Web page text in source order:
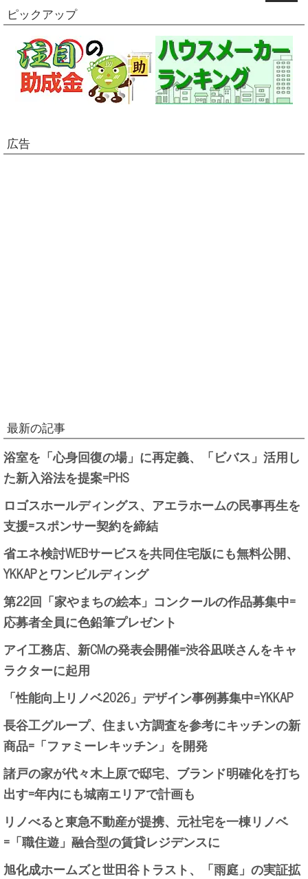
ピックアップ
広告
最新の記事
浴室を「心身回復の場」に再定義、「ビバス」活用し
た新入浴法を提案=PHS
ロゴスホールディングス、アエラホームの民事再生を
支援=スポンサー契約を締結
省エネ検討WEBサービスを共同住宅版にも無料公開、
YKKAPとワンビルディング
第22回「家やまちの絵本」コンクールの作品募集中=
応募者全員に色鉛筆プレゼント
アイ工務店、新CMの発表会開催=渋谷凪咲さんをキャ
ラクターに起用
「性能向上リノベ2026」デザイン事例募集中=YKKAP
長谷工グループ、住まい方調査を参考にキッチンの新
商品=「ファミーレキッチン」を開発
諸戸の家が代々木上原で邸宅、ブランド明確化を打ち
出す=年内にも城南エリアで計画も
リノべると東急不動産が提携、元社宅を一棟リノベ
=「職住遊」融合型の賃貸レジデンスに
旭化成ホームズと世田谷トラスト、「雨庭」の実証拡